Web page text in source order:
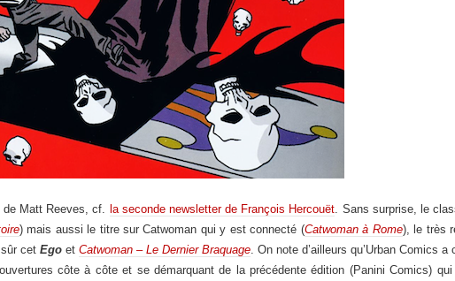
Matt Reeves, cf. la seconde newsletter de François Hercouët. Sans surprise, le
) mais aussi le titre sur Catwoman qui y est connecté (Catwoman à Rome), le très
cet Ego et Catwoman – Le Dernier Braquage. On note d’ailleurs qu’Urban Comics a
côte à côte et se démarquant de la précédente édition (Panini Comics)